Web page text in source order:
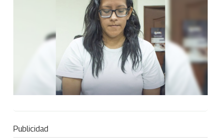
Publicidad